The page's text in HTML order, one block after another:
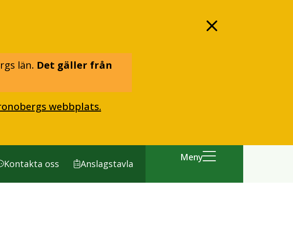
län. Det gäller från
webbplats.
Kontakta oss Anslagstavla
Meny